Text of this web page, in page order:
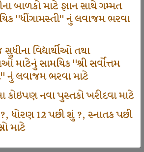
બાળકો માટે જ્ઞાન સાથે ગમ્મત
"ધીંગામસ્તી" નું લવાજમ ભરવા
વિદ્યાર્થીઓ તથા
માટેનું સામયિક "શ્રી સર્વોત્તમ
નું લવાજમ ભરવા માટે
કોઇપણ નવા પુસ્તકો ખરીદવા માટે
ધોરણ 12 પછી શું ?, સ્નાતક પછી
માટે
1000
School In GKIQ